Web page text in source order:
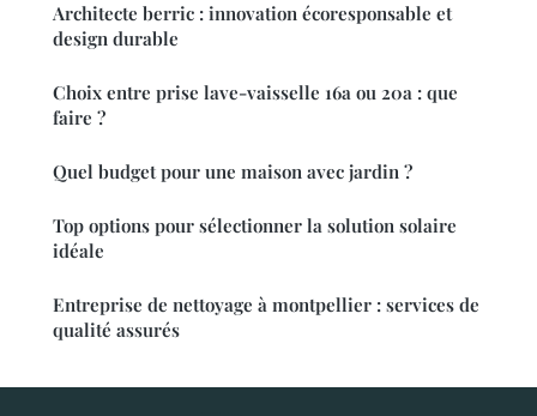
Architecte berric : innovation écoresponsable et
design durable
Choix entre prise lave-vaisselle 16a ou 20a : que
faire ?
Quel budget pour une maison avec jardin ?
Top options pour sélectionner la solution solaire
idéale
Entreprise de nettoyage à montpellier : services de
qualité assurés